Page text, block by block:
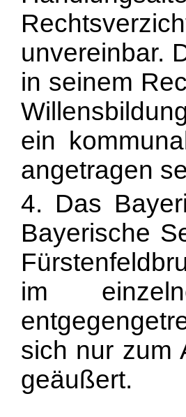
unvereinbar.
in seinem
ein
angetragen
4. Das
Bayerische
im
sich nur zum
geäußert.